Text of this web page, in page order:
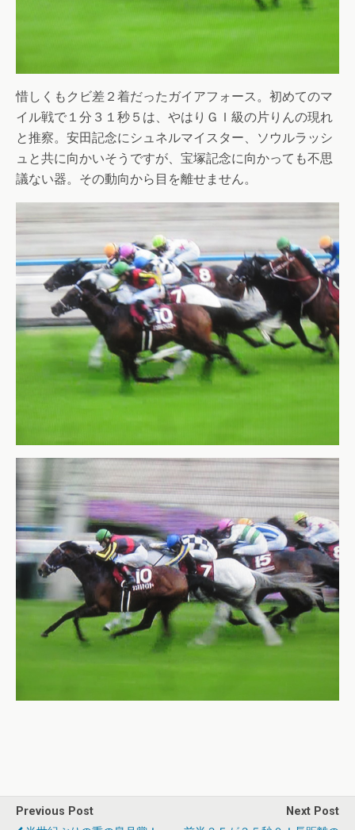
惜しくもクビ差２着だったガイアフォース。初めてのマ
イル戦で１分３１秒５は、やはりＧＩ級の片りんの現れ
と推察。安田記念にシュネルマイスター、ソウルラッシ
ュと共に向かいそうですが、宝塚記念に向かっても不思
議ない器。その動向から目を離せません。
Previous Post
Next Post